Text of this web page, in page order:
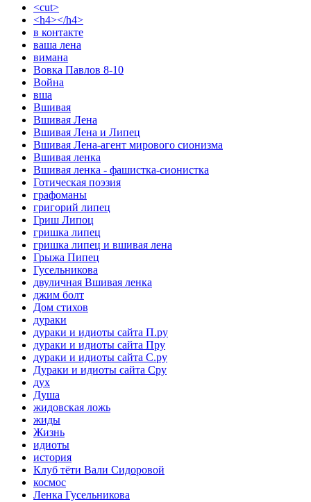
<cut>
<h4></h4>
в контакте
ваша лена
вимана
Вовка Павлов 8-10
Война
вша
Вшивая
Вшивая Лена
Вшивая Лена и Липец
Вшивая Лена-агент мирового сионизма
Вшивая ленка
Вшивая ленка - фашистка-сионистка
Готическая поэзия
графоманы
григорий липец
Гриш Липоц
гришка липец
гришка липец и вшивая лена
Грыжа Пипец
Гусельникова
двуличная Вшивая ленка
джим болт
Дом стихов
дураки
дураки и идиоты сайта П.ру
дураки и идиоты сайта Пру
дураки и идиоты сайта С.ру
Дураки и идиоты сайта Сру
дух
Душа
жидовская ложь
жиды
Жизнь
идиоты
история
Клуб тёти Вали Сидоровой
космос
Ленка Гусельникова